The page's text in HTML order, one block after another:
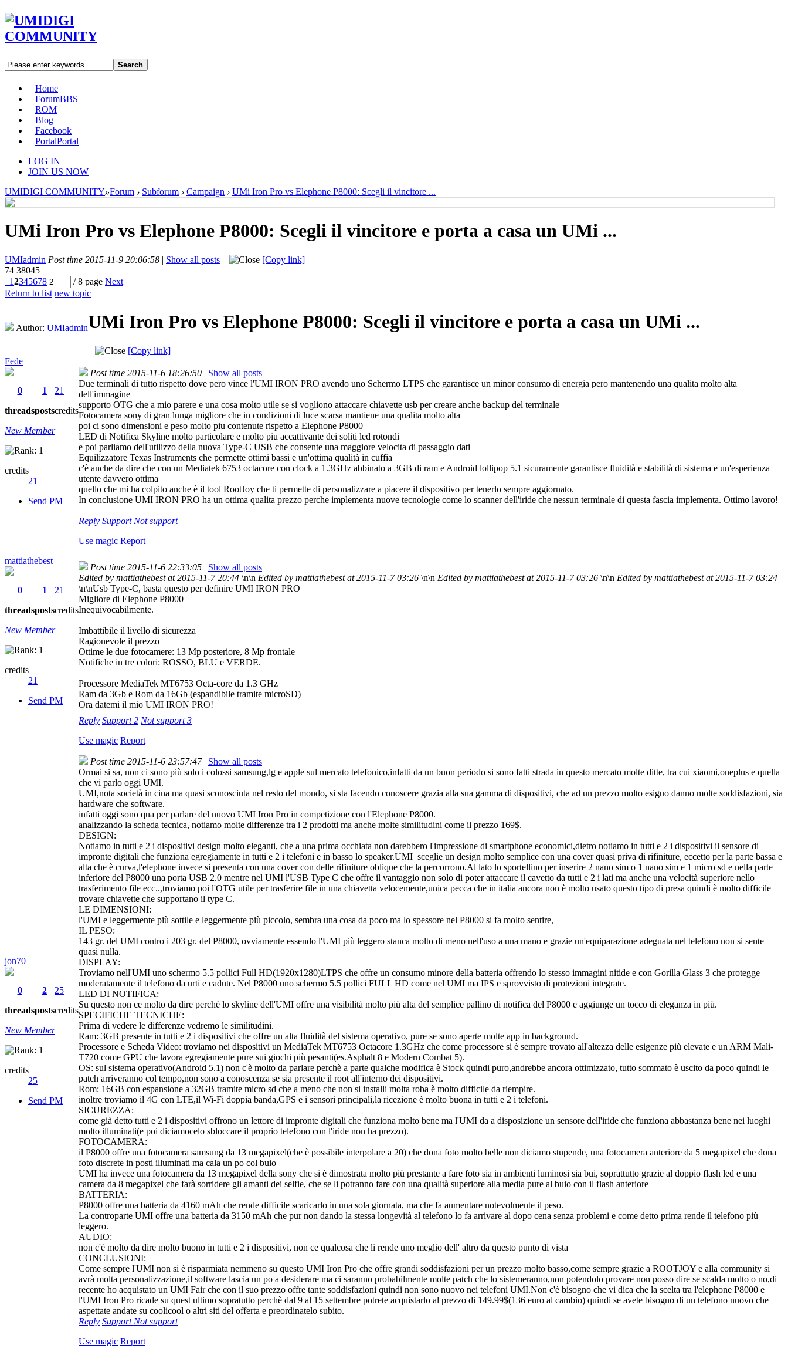
Search
Home
ForumBBS
ROM
Blog
Facebook
PortalPortal
LOG IN
JOIN US NOW
UMIDIGI COMMUNITY»Forum › Subforum › Campaign › UMi Iron Pro vs Elephone P8000: Scegli il vincitore ...
UMi Iron Pro vs Elephone P8000: Scegli il vincitore e porta a casa un UMi ...
UMIadmin Post time 2015-11-9 20:06:58 | Show all posts
[Copy link]
74 38045
12345678 / 8 page Next
Return to list new topic
Author: UMIadminUMi Iron Pro vs Elephone P8000: Scegli il vincitore e porta a casa un UMi ...
[Copy link]
Fede
0
threads
1
posts
21
credits
New Member
credits
21
Send PM
Post time 2015-11-6 18:26:50 | Show all posts
Due terminali di tutto rispetto dove pero vince l'UMI IRON PRO avendo uno Schermo LTPS che garantisce un minor consumo di energia pero mantenendo una qualita molto alta
dell'immagine
supporto OTG che a mio parere e una cosa molto utile se si vogliono attaccare chiavette usb per creare anche backup del terminale
Fotocamera sony di gran lunga migliore che in condizioni di luce scarsa mantiene una qualita molto alta
poi ci sono dimensioni e peso molto piu contenute rispetto a Elephone P8000
LED di Notifica Skyline molto particolare e molto piu accattivante dei soliti led rotondi
e poi parliamo dell'utilizzo della nuova Type-C USB che consente una maggiore velocita di passaggio dati
Equilizzatore Texas Instruments che permette ottimi bassi e un'ottima qualità in cuffia
c'è anche da dire che con un Mediatek 6753 octacore con clock a 1.3GHz abbinato a 3GB di ram e Android lollipop 5.1 sicuramente garantisce fluidità e stabilità di sistema e un'esperienza
utente davvero ottima
quello che mi ha colpito anche è il tool RootJoy che ti permette di personalizzare a piacere il dispositivo per tenerlo sempre aggiornato.
In conclusione UMI IRON PRO ha un ottima qualita prezzo perche implementa nuove tecnologie come lo scanner dell'iride che nessun terminale di questa fascia implementa. Ottimo lavoro!
Reply Support Not support
Use magic Report
mattiathebest
0
threads
1
posts
21
credits
New Member
credits
21
Send PM
Post time 2015-11-6 22:33:05 | Show all posts
Edited by mattiathebest at 2015-11-7 20:44 \n\n Edited by mattiathebest at 2015-11-7 03:26 \n\n Edited by mattiathebest at 2015-11-7 03:26 \n\n Edited by mattiathebest at 2015-11-7 03:24
\n\nUsb Type-C, basta questo per definire UMI IRON PRO
Migliore di Elephone P8000
Inequivocabilmente.
Imbattibile il livello di sicurezza
Ragionevole il prezzo
Ottime le due fotocamere: 13 Mp posteriore, 8 Mp frontale
Notifiche in tre colori: ROSSO, BLU e VERDE.
Processore MediaTek MT6753 Octa-core da 1.3 GHz
Ram da 3Gb e Rom da 16Gb (espandibile tramite microSD)
Ora datemi il mio UMI IRON PRO!
Reply Support2 Not support3
Use magic Report
jon70
0
threads
2
posts
25
credits
New Member
credits
25
Send PM
Post time 2015-11-6 23:57:47 | Show all posts
Ormai si sa, non ci sono più solo i colossi samsung,lg e apple sul mercato telefonico,infatti da un buon periodo si sono fatti strada in questo mercato molte ditte, tra cui xiaomi,oneplus e quella
che vi parlo oggi UMI.
UMI,nota società in cina ma quasi sconosciuta nel resto del mondo, si sta facendo conoscere grazia alla sua gamma di dispositivi, che ad un prezzo molto esiguo danno molte soddisfazioni, sia
hardware che software.
infatti oggi sono qua per parlare del nuovo UMI Iron Pro in competizione con l'Elephone P8000.
analizzando la scheda tecnica, notiamo molte differenze tra i 2 prodotti ma anche molte similitudini come il prezzo 169$.
DESIGN:
Notiamo in tutti e 2 i dispositivi design molto eleganti, che a una prima occhiata non darebbero l'impressione di smartphone economici,dietro notiamo in tutti e 2 i dispositivi il sensore di
impronte digitali che funziona egregiamente in tutti e 2 i telefoni e in basso lo speaker.UMI sceglie un design molto semplice con una cover quasi priva di rifiniture, eccetto per la parte bassa e
alta che è curva,l'elephone invece si presenta con una cover con delle rifiniture oblique che la percorrono.Al lato lo sportellino per inserire 2 nano sim o 1 nano sim e 1 micro sd e nella parte
inferiore del P8000 una porta USB 2.0 mentre nel UMI l'USB Type C che offre il vantaggio non solo di poter attaccare il cavetto da tutti e 2 i lati ma anche una velocità superiore nello
trasferimento file ecc..,troviamo poi l'OTG utile per trasferire file in una chiavetta velocemente,unica pecca che in italia ancora non è molto usato questo tipo di presa quindi è molto difficile
trovare chiavette che supportano il type C.
LE DIMENSIONI:
l'UMI e leggermente più sottile e leggermente più piccolo, sembra una cosa da poco ma lo spessore nel P8000 si fa molto sentire,
IL PESO:
143 gr. del UMI contro i 203 gr. del P8000, ovviamente essendo l'UMI più leggero stanca molto di meno nell'uso a una mano e grazie un'equiparazione adeguata nel telefono non si sente
quasi nulla.
DISPLAY:
Troviamo nell'UMI uno schermo 5.5 pollici Full HD(1920x1280)LTPS che offre un consumo minore della batteria offrendo lo stesso immagini nitide e con Gorilla Glass 3 che protegge
moderatamente il telefono da urti e cadute. Nel P8000 uno schermo 5.5 pollici FULL HD come nel UMI ma IPS e sprovvisto di protezioni integrate.
LED DI NOTIFICA:
Su questo non ce molto da dire perchè lo skyline dell'UMI offre una visibilità molto più alta del semplice pallino di notifica del P8000 e aggiunge un tocco di eleganza in più.
SPECIFICHE TECNICHE:
Prima di vedere le differenze vedremo le similitudini.
Ram: 3GB presente in tutti e 2 i dispositivi che offre un alta fluidità del sistema operativo, pure se sono aperte molte app in background.
Processore e Scheda Video: troviamo nei dispositivi un MediaTek MT6753 Octacore 1.3GHz che come processore si è sempre trovato all'altezza delle esigenze più elevate e un ARM Mali-
T720 come GPU che lavora egregiamente pure sui giochi più pesanti(es.Asphalt 8 e Modern Combat 5).
OS: sul sistema operativo(Android 5.1) non c'è molto da parlare perchè a parte qualche modifica è Stock quindi puro,andrebbe ancora ottimizzato, tutto sommato è uscito da poco quindi le
patch arriveranno col tempo,non sono a conoscenza se sia presente il root all'interno dei dispositivi.
Rom: 16GB con espansione a 32GB tramite micro sd che a meno che non si installi molta roba è molto difficile da riempire.
inoltre troviamo il 4G con LTE,il Wi-Fi doppia banda,GPS e i sensori principali,la ricezione è molto buona in tutti e 2 i telefoni.
SICUREZZA:
come già detto tutti e 2 i dispositivi offrono un lettore di impronte digitali che funziona molto bene ma l'UMI da a disposizione un sensore dell'iride che funziona abbastanza bene nei luoghi
molto illuminati(e poi diciamocelo sbloccare il proprio telefono con l'iride non ha prezzo).
FOTOCAMERA:
il P8000 offre una fotocamera samsung da 13 megapixel(che è possibile interpolare a 20) che dona foto molto belle non diciamo stupende, una fotocamera anteriore da 5 megapixel che dona
foto discrete in posti illuminati ma cala un po col buio
UMI ha invece una fotocamera da 13 megapixel della sony che si è dimostrata molto più prestante a fare foto sia in ambienti luminosi sia bui, soprattutto grazie al doppio flash led e una
camera da 8 megapixel che farà sorridere gli amanti dei selfie, che se li potranno fare con una qualità superiore alla media pure al buio con il flash anteriore
BATTERIA:
P8000 offre una batteria da 4160 mAh che rende difficile scaricarlo in una sola giornata, ma che fa aumentare notevolmente il peso.
La controparte UMI offre una batteria da 3150 mAh che pur non dando la stessa longevità al telefono lo fa arrivare al dopo cena senza problemi e come detto prima rende il telefono più
leggero.
AUDIO:
non c'è molto da dire molto buono in tutti e 2 i dispositivi, non ce qualcosa che li rende uno meglio dell' altro da questo punto di vista
CONCLUSIONI:
Come sempre l'UMI non si è risparmiata nemmeno su questo UMI Iron Pro che offre grandi soddisfazioni per un prezzo molto basso,come sempre grazie a ROOTJOY e alla community si
avrà molta personalizzazione,il software lascia un po a desiderare ma ci saranno probabilmente molte patch che lo sistemeranno,non potendolo provare non posso dire se scalda molto o no,di
recente ho acquistato un UMI Fair che con il suo prezzo offre tante soddisfazioni quindi non sono nuovo nei telefoni UMI.Non c'è bisogno che vi dica che la scelta tra l'elephone P8000 e
l'UMI Iron Pro ricade su quest ultimo sopratutto perchè dal 9 al 15 settembre potrete acquistarlo al prezzo di 149.99$(136 euro al cambio) quindi se avete bisogno di un telefono nuovo che
aspettate andate su coolicool o altri siti del offerta e preordinatelo subito.
Reply Support Not support
Use magic Report